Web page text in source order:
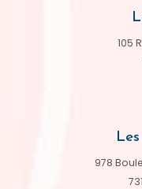
105
978